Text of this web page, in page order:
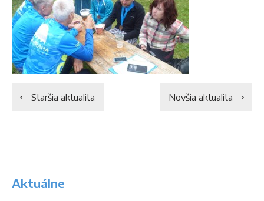
Staršia aktualita Novšia aktualita
Aktuálne